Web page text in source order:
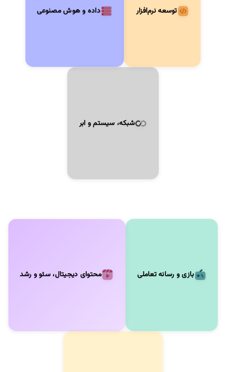
توسعه نرم‌افزار داده و هوش مصنوعی
شبکه، سیستم و ابر
بازی و رسانه تعاملی محتوای دیجیتال، سئو و رشد